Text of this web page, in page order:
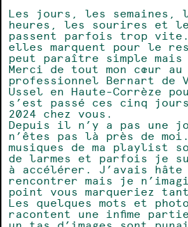
Les jours, les semaines,
heures, les sourires et
passent parfois trop vite.
elles marquent pour le
peut paraître simple
Merci de tout mon cœur au
professionnel Bernart de
Ussel en Haute-Corrèze
s’est passé ces cinq
2024 chez vous.
Depuis il n’y a pas une
n’êtes pas là près de
musiques de ma playlist
de larmes et parfois je
à accélérer. J’avais hâte
rencontrer mais je
point vous marqueriez
Les quelques mots et
racontent une infime